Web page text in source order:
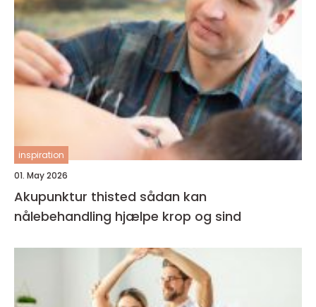
inspiration
01. May 2026
Akupunktur thisted sådan kan
nålebehandling hjælpe krop og sind